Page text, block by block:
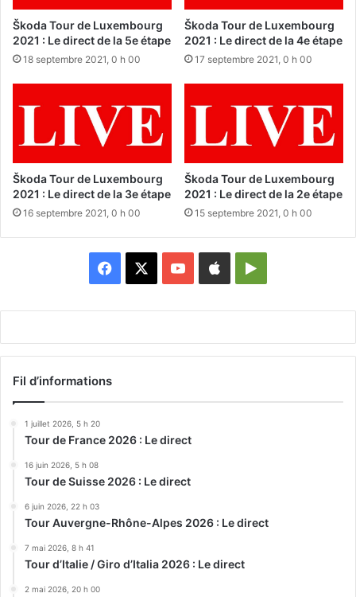
Škoda Tour de Luxembourg
2021 : Le direct de la 5e étape
18 septembre 2021, 0 h 00
Škoda Tour de Luxembourg
2021 : Le direct de la 4e étape
17 septembre 2021, 0 h 00
Škoda Tour de Luxembourg
2021 : Le direct de la 3e étape
16 septembre 2021, 0 h 00
Škoda Tour de Luxembourg
2021 : Le direct de la 2e étape
15 septembre 2021, 0 h 00
Facebook YouTubeAppleGoogle
Fil d’informations
1 juillet 2026, 5 h 20
Tour de France 2026 : Le direct
16 juin 2026, 5 h 08
Tour de Suisse 2026 : Le direct
6 juin 2026, 22 h 03
Tour Auvergne-Rhône-Alpes 2026 : Le direct
7 mai 2026, 8 h 41
Tour d’Italie / Giro d’Italia 2026 : Le direct
2 mai 2026, 20 h 00